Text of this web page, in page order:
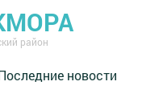
район
новости